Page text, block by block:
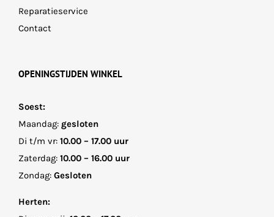
Reparatieservice
Contact
OPENINGSTIJDEN WINKEL
Soest:
Maandag: gesloten
Di t/m vr: 10.00 – 17.00 uur
Zaterdag: 10.00 – 16.00 uur
Zondag: Gesloten
Herten: